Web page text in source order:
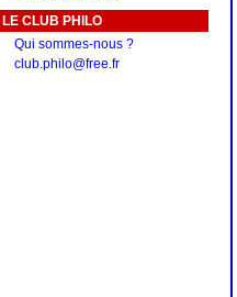
LE CLUB PHILO
Qui sommes-nous ?
club.philo@free.fr